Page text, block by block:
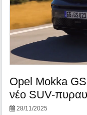
Opel Mokka
νέο SUV-
28/11/2025